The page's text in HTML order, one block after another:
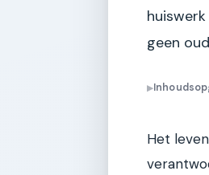
geen
▶
Het